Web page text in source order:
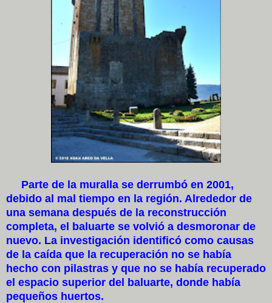
Parte de la muralla se derrumbó en 2001,
debido al mal tiempo en la región. Alrededor de
una semana después de la reconstrucción
completa, el baluarte se volvió a desmoronar de
nuevo. La investigación identificó como causas
de la caída que la recuperación no se había
hecho con pilastras y que no se había recuperado
el espacio superior del baluarte, donde había
pequeños huertos.